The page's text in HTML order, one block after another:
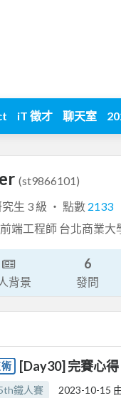
iT 徵才 聊天室
(st9866101)
生 3 級 ‧ 點數 2133
端工程師 台北商業
背景
6
發問
[Day30] 完賽心
鐵人賽 2023-10-15